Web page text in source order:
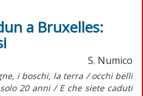
a Bruxelles:
S. Numico
i boschi, la terra / occhi belli
20 anni / E che siete caduti